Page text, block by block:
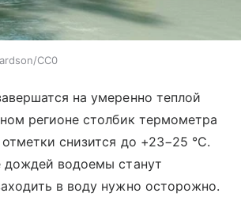
CC0
на умеренно теплой
регионе столбик термометра
снизится до +23−25 °C.
дождей водоемы станут
в воду нужно осторожно.